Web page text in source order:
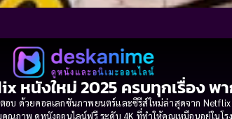
หนังใหม่ 2025 ครบทุกเรื่อง พ
บ ด้วยคอลเลกชันภาพยนตร์และซีรีส์ใหม่ล่าสุดจาก
ภาพ ดูหนังออนไลน์ฟรี ระดับ 4K ที่ทำให้คุณเหมือนอยู่ในโร